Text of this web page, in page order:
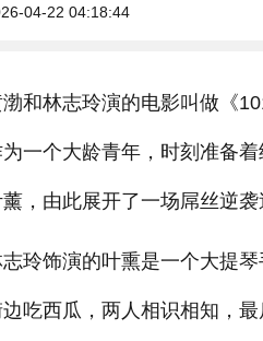
04-22 04:18:44
和林志玲演的电影叫做《
一个大龄青年，时刻准备
，由此展开了一场屌丝逆袭
玲饰演的叶熏是一个大提
吃西瓜，两人相识相知，最